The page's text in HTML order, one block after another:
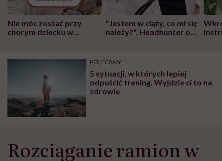
Nie móc zostać przy
chorym dziecku w
może chyba tylko
wyobraźni"
"Jestem w ciąży, co mi się
należy?". Headhunter o
pracy
POLECAMY
5 sytuacji, w których lepiej
odpuścić trening. Wyjdzie ci to na
zdrowie
Rozciąganie ramion w